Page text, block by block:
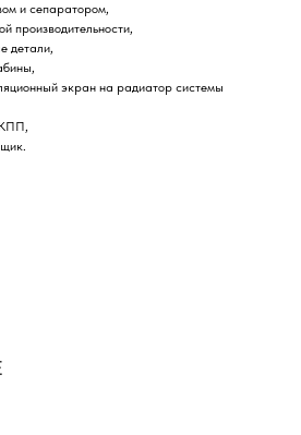
и сепаратором,
производительности,
детали,
экран на радиатор системы
КПП,